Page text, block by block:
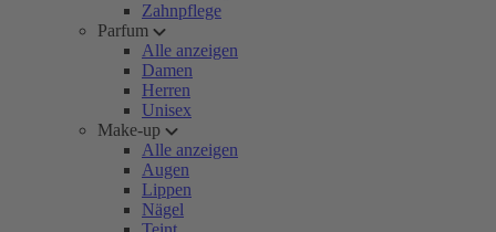
Zahnpflege
Parfum
Alle anzeigen
Damen
Herren
Unisex
Make-up
Alle anzeigen
Augen
Lippen
Nägel